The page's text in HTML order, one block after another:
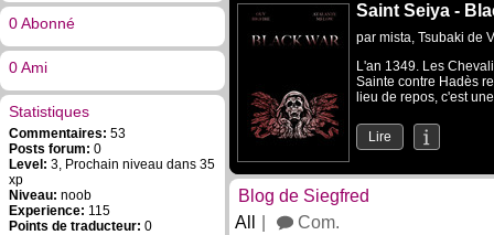
0 Abonné
0 Ami
Statistiques
Commentaires: 53
Posts forum: 0
Level: 3, Prochain niveau dans 35
xp
Niveau: noob
Experience: 115
Points de traducteur: 0
Saint Seiya -
par mista, Tsubaki de
L'an 1349. Les
Sainte contre Hadès
lieu de repos, c'est
Lire
Blog de Siegfred
All
Com.